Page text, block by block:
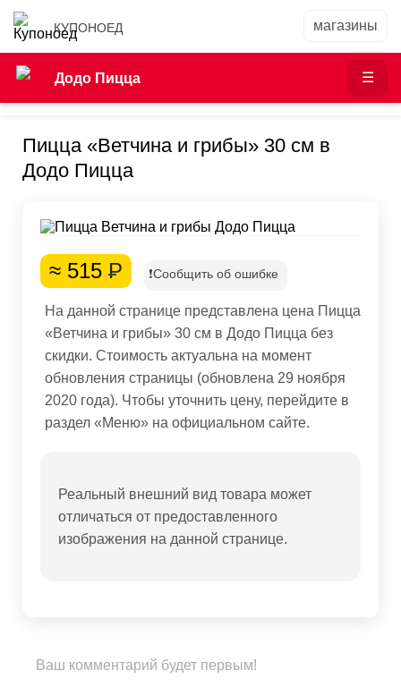
КУПОНОЕД
Додо Пицца
Пицца «Ветчина и грибы» 30 см в
Додо Пицца
≈ 515 Р ❗Сообщить об ошибке
На данной странице представлена цена Пицца
«Ветчина и грибы» 30 см в Додо Пицца без
скидки. Стоимость актуальна на момент
обновления страницы (обновлена 29 ноября
2020 года). Чтобы уточнить цену, перейдите в
раздел «Меню» на официальном сайте.
Реальный внешний вид товара может
отличаться от предоставленного
изображения на данной странице.
Ваш комментарий будет первым!